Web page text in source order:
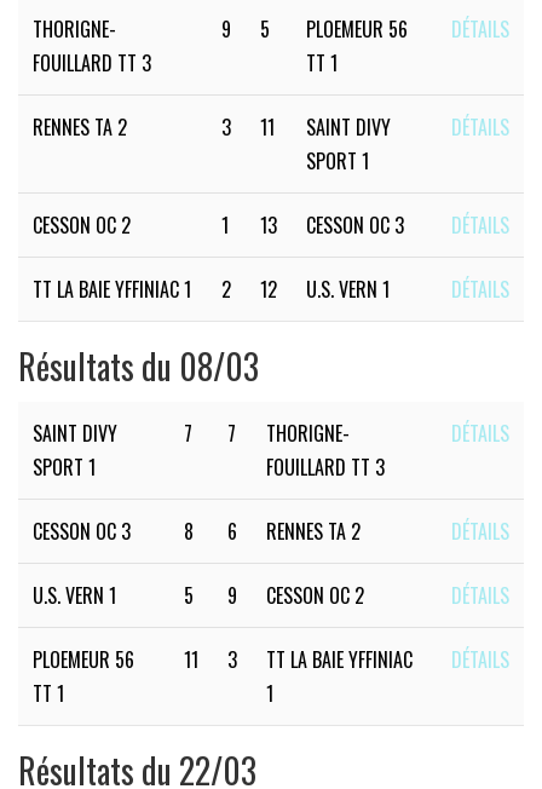
THORIGNE-
FOUILLARD TT 3
9 5
PLOEMEUR 56
TT 1
DÉTAILS
RENNES TA 2 3 11
SAINT DIVY
SPORT 1
DÉTAILS
CESSON OC 2 1 13 CESSON OC 3 DÉTAILS
TT LA BAIE YFFINIAC 1 2 12 U.S. VERN 1 DÉTAILS
Résultats du 08/03
SAINT DIVY
SPORT 1
7 7
THORIGNE-
FOUILLARD TT 3
DÉTAILS
CESSON OC 3 8 6 RENNES TA 2 DÉTAILS
U.S. VERN 1 5 9 CESSON OC 2 DÉTAILS
PLOEMEUR 56
TT 1
11 3
TT LA BAIE YFFINIAC
1
DÉTAILS
Résultats du 22/03